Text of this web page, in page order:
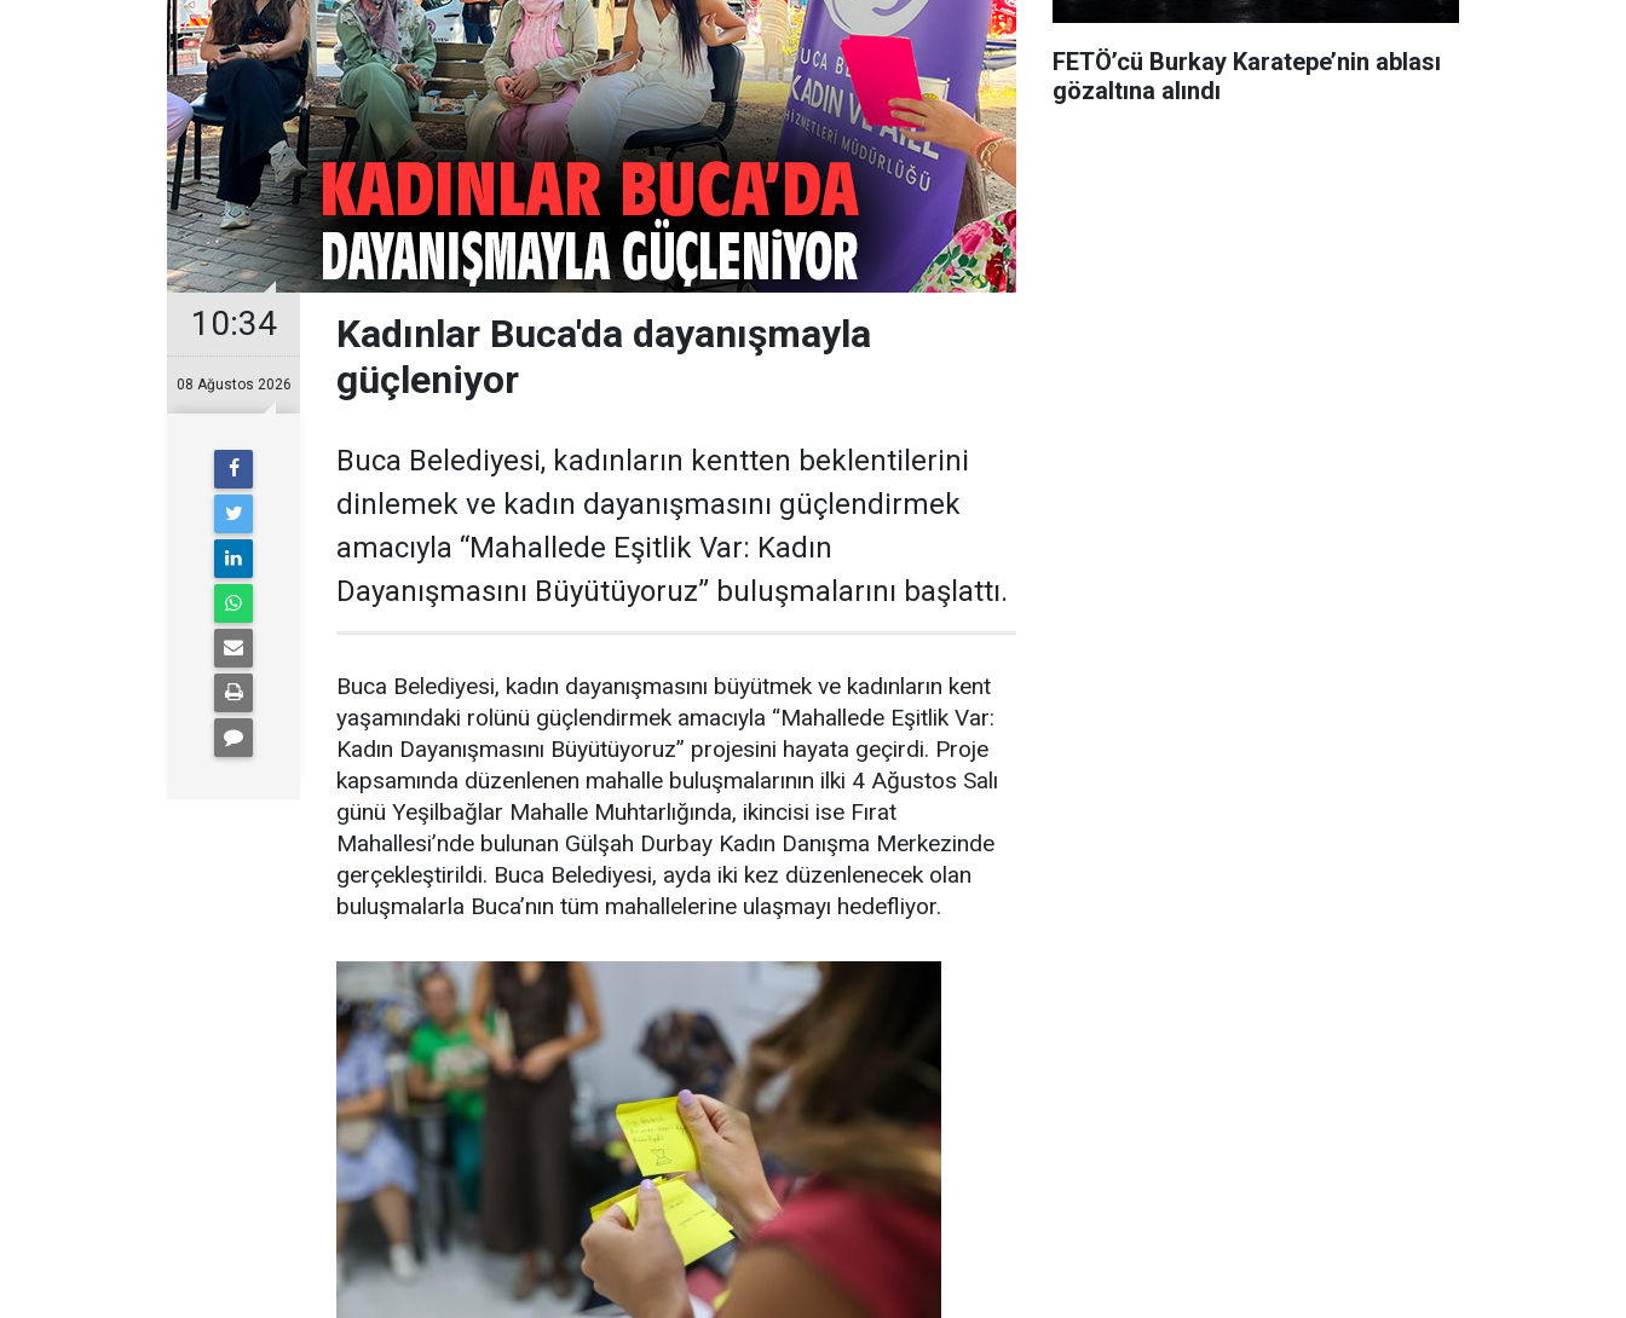
10:34
08 Ağustos 2026
Kadınlar Buca'da dayanışmayla
güçleniyor
Buca Belediyesi, kadınların kentten beklentilerini
dinlemek ve kadın dayanışmasını güçlendirmek
amacıyla “Mahallede Eşitlik Var: Kadın
Dayanışmasını Büyütüyoruz” buluşmalarını başlattı.
Buca Belediyesi, kadın dayanışmasını büyütmek ve kadınların kent
yaşamındaki rolünü güçlendirmek amacıyla “Mahallede Eşitlik Var:
Kadın Dayanışmasını Büyütüyoruz” projesini hayata geçirdi. Proje
kapsamında düzenlenen mahalle buluşmalarının ilki 4 Ağustos Salı
günü Yeşilbağlar Mahalle Muhtarlığında, ikincisi ise Fırat
Mahallesi’nde bulunan Gülşah Durbay Kadın Danışma Merkezinde
gerçekleştirildi. Buca Belediyesi, ayda iki kez düzenlenecek olan
buluşmalarla Buca’nın tüm mahallelerine ulaşmayı hedefliyor.
FETÖ’cü Burkay Karatepe’nin ablası
gözaltına alındı